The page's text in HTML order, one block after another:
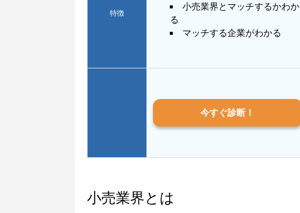
特徴
小売業界とマッチするかわか
る
マッチする企業がわかる
今すぐ診断！
小売業界とは